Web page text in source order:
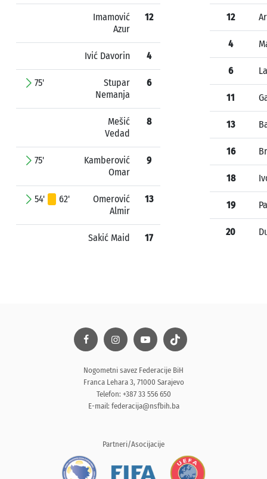
Imamović
Azur
12
Ivić Davorin 4
75'
Stupar
Nemanja
6
Mešić
Vedad
8
75'
Kamberović
Omar
9
54' 62'
Omerović
Almir
13
Sakić Maid 17
12
4
6
11
13
16
18
19
20
Nogometni savez Federacije BiH
Franca Lehara 3, 71000 Sarajevo
Telefon: +387 33 556 650
E-mail: federacija@nsfbih.ba
Partneri/Asocijacije